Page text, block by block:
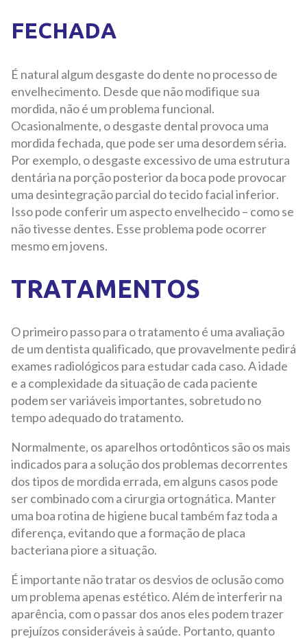
FECHADA
É natural algum desgaste do dente no processo de
envelhecimento. Desde que não modifique sua
mordida, não é um problema funcional.
Ocasionalmente, o desgaste dental provoca uma
mordida fechada, que pode ser uma desordem séria.
Por exemplo, o desgaste excessivo de uma estrutura
dentária na porção posterior da boca pode provocar
uma desintegração parcial do tecido facial inferior.
Isso pode conferir um aspecto envelhecido – como se
não tivesse dentes. Esse problema pode ocorrer
mesmo em jovens.
TRATAMENTOS
O primeiro passo para o tratamento é uma avaliação
de um dentista qualificado, que provavelmente pedirá
exames radiológicos para estudar cada caso. A idade
e a complexidade da situação de cada paciente
podem ser variáveis importantes, sobretudo no
tempo adequado do tratamento.
Normalmente, os aparelhos ortodônticos são os mais
indicados para a solução dos problemas decorrentes
dos tipos de mordida errada, em alguns casos pode
ser combinado com a cirurgia ortognática. Manter
uma boa rotina de higiene bucal também faz toda a
diferença, evitando que a formação de placa
bacteriana piore a situação.
É importante não tratar os desvios de oclusão como
um problema apenas estético. Além de interferir na
aparência, com o passar dos anos eles podem trazer
prejuízos consideráveis à saúde. Portanto, quanto